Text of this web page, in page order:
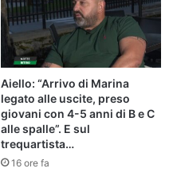
Aiello: “Arrivo di Marina
legato alle uscite, preso
giovani con 4-5 anni di B e C
alle spalle”. E sul
trequartista…
16 ore fa